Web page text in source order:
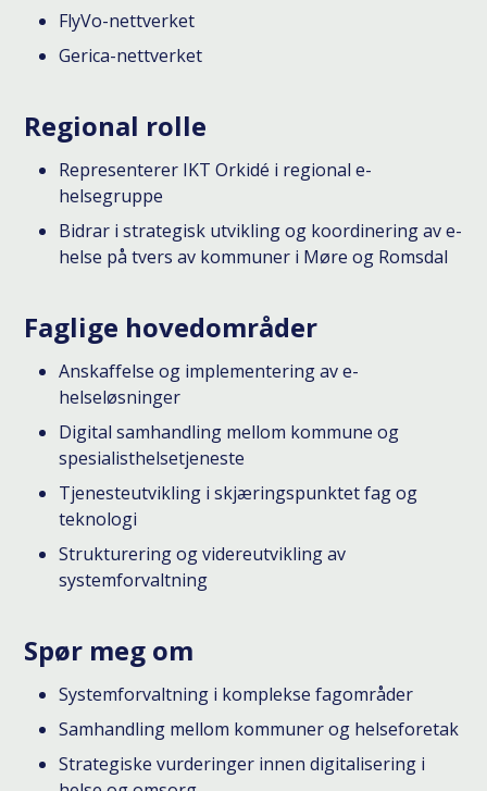
FlyVo-nettverket
Gerica-nettverket
Regional rolle
Representerer IKT Orkidé i regional e-
helsegruppe
Bidrar i strategisk utvikling og koordinering av e-
helse på tvers av kommuner i Møre og Romsdal
Faglige hovedområder
Anskaffelse og implementering av e-
helseløsninger
Digital samhandling mellom kommune og
spesialisthelsetjeneste
Tjenesteutvikling i skjæringspunktet fag og
teknologi
Strukturering og videreutvikling av
systemforvaltning
Spør meg om
Systemforvaltning i komplekse fagområder
Samhandling mellom kommuner og helseforetak
Strategiske vurderinger innen digitalisering i